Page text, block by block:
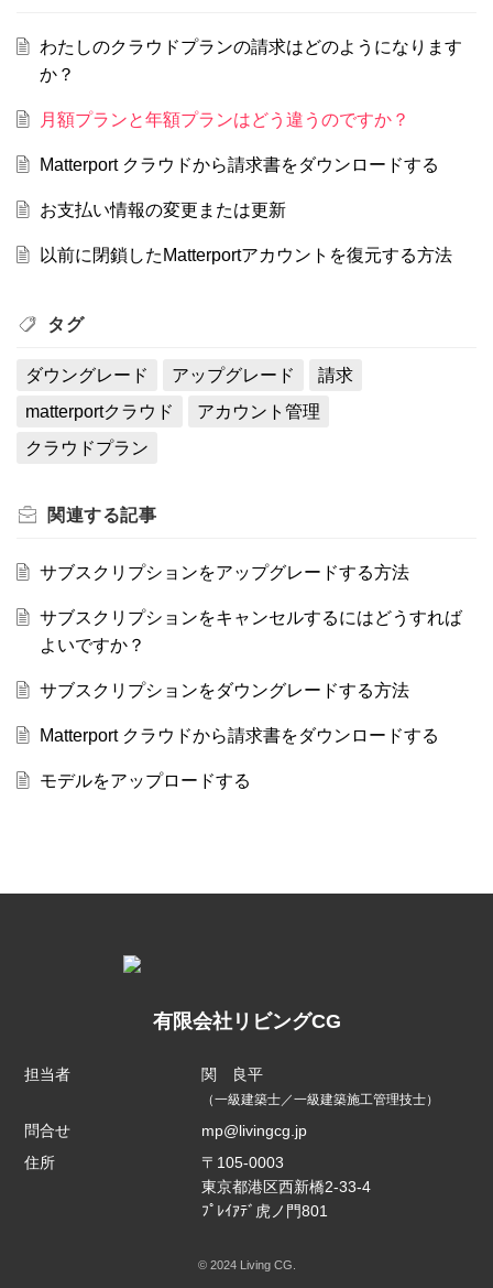
わたしのクラウドプランの請求はどのようになります
か？
月額プランと年額プランはどう違うのですか？
Matterport クラウドから請求書をダウンロードする
お支払い情報の変更または更新
以前に閉鎖したMatterportアカウントを復元する方法
タグ
ダウングレード アップグレード
請求
matterportクラウド
アカウント管理
クラウドプラン
関連する記事
サブスクリプションをアップグレードする方法
サブスクリプションをキャンセルするにはどうすれば
よいですか？
サブスクリプションをダウングレードする方法
Matterport クラウドから請求書をダウンロードする
モデルをアップロードする
有限会社リビングCG
担当者 関 良平
（一級建築士／一級建築施工管理技士）
問合せ
mp@livingcg.jp
住所
〒105-0003
東京都港区西新橋2-33-4
ﾌﾟﾚｲｱﾃﾞ虎ノ門801
© 2024 Living CG.